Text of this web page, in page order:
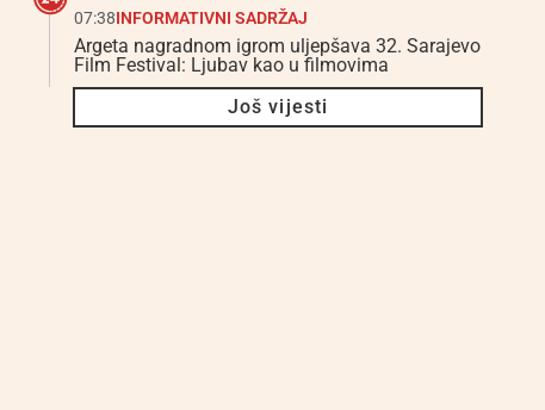
07:38INFORMATIVNI SADRŽAJ
Argeta nagradnom igrom uljepšava 32. Sarajevo
Film Festival: Ljubav kao u filmovima
Još vijesti